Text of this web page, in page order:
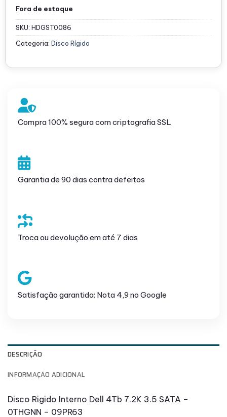
Fora de estoque
SKU: HDGST0086
Categoria: Disco Rígido
Compra 100% segura com criptografia SSL
Garantia de 90 dias contra defeitos
Troca ou devolução em até 7 dias
Satisfação garantida: Nota 4,9 no Google
DESCRIÇÃO
INFORMAÇÃO ADICIONAL
Disco Rigido Interno Dell 4Tb 7.2K 3.5 SATA –
0THGNN – 09PR63